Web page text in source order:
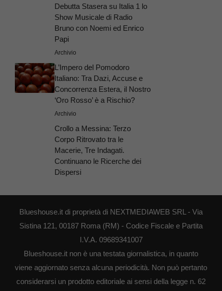
Debutta Stasera su Italia 1 lo
Show Musicale di Radio
Bruno con Noemi ed Enrico
Papi
Archivio
L’Impero del Pomodoro
Italiano: Tra Dazi, Accuse e
Concorrenza Estera, il Nostro
‘Oro Rosso’ è a Rischio?
Archivio
Crollo a Messina: Terzo
Corpo Ritrovato tra le
Macerie, Tre Indagati.
Continuano le Ricerche dei
Dispersi
Blueshouse.it di proprietà di NEXTMEDIAWEB SRL - Via
Sistina 121, 00187 Roma (RM) - Codice Fiscale e Partita
I.V.A. 09689341007
Blueshouse.it non è una testata giornalistica, in quanto
viene aggiornato senza alcuna periodicità. Non può pertanto
considerarsi un prodotto editoriale ai sensi della legge n. 62